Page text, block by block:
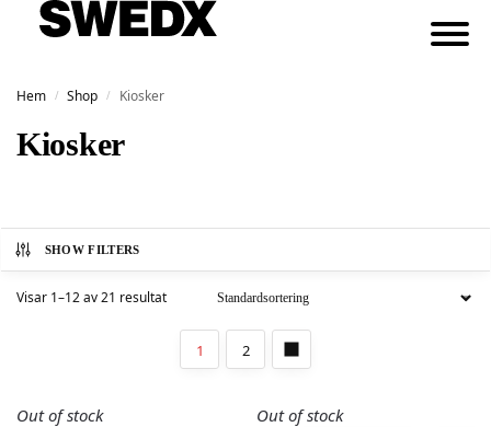
Hem / Shop / Kiosker
Kiosker
SHOW FILTERS
Visar 1–12 av 21 resultat
1 2
Out of stock Out of stock